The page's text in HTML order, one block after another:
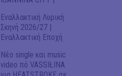
Εναλλακτική Λυρική
Σκηνή 2026/27 |
Εναλλακτική Εποχή
Νέο single και music
video πό VASSIŁINA